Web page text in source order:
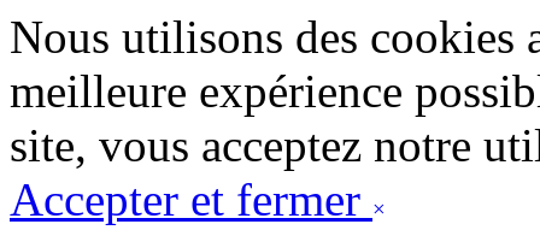
Nous utilisons des cookies
meilleure expérience
site, vous acceptez notre
Accepter et fermer ×